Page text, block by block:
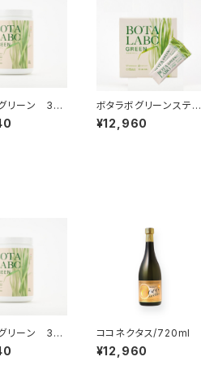
リーン 36
ボタラボグリーンスティ
ック（30本入り）
¥12,960
リーン 36
ココネクタス/720ml
¥12,960